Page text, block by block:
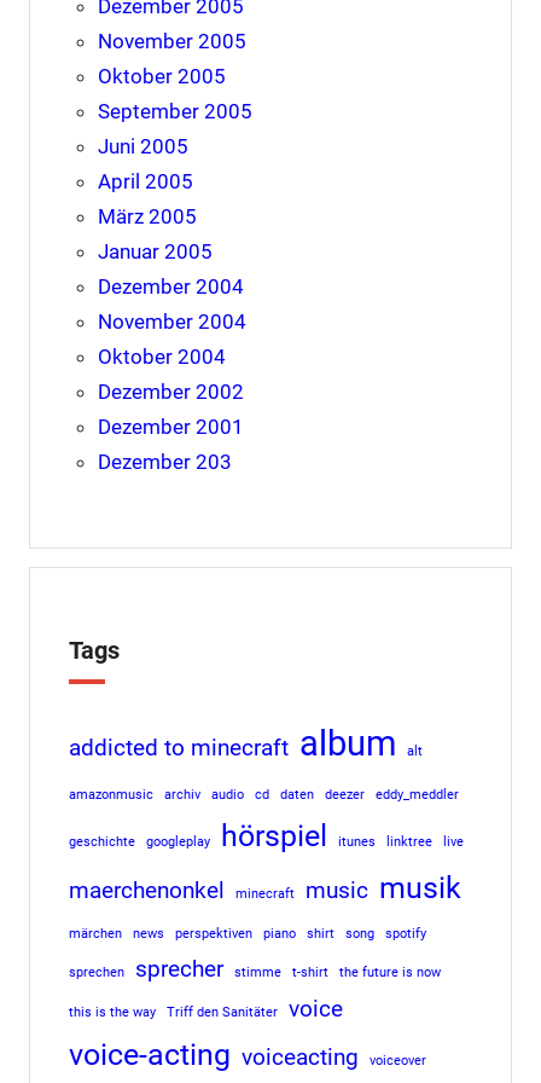
Dezember 2005
November 2005
Oktober 2005
September 2005
Juni 2005
April 2005
März 2005
Januar 2005
Dezember 2004
November 2004
Oktober 2004
Dezember 2002
Dezember 2001
Dezember 203
Tags
addicted to minecraft album alt
amazonmusic archiv audio cd daten deezer eddy_meddler
geschichte googleplay hörspiel itunes linktree live
maerchenonkel minecraft music musik
märchen news perspektiven piano shirt song spotify
sprechen sprecher stimme t-shirt the future is now
this is the way Triff den Sanitäter voice
voice-acting voiceacting voiceover